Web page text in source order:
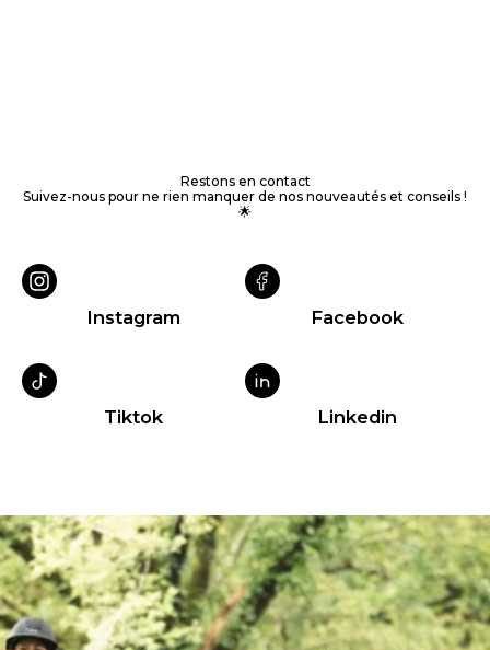
Restons en contact
Suivez-nous pour ne rien manquer de nos nouveautés et conseils !
🌟
Instagram Facebook
Tiktok Linkedin